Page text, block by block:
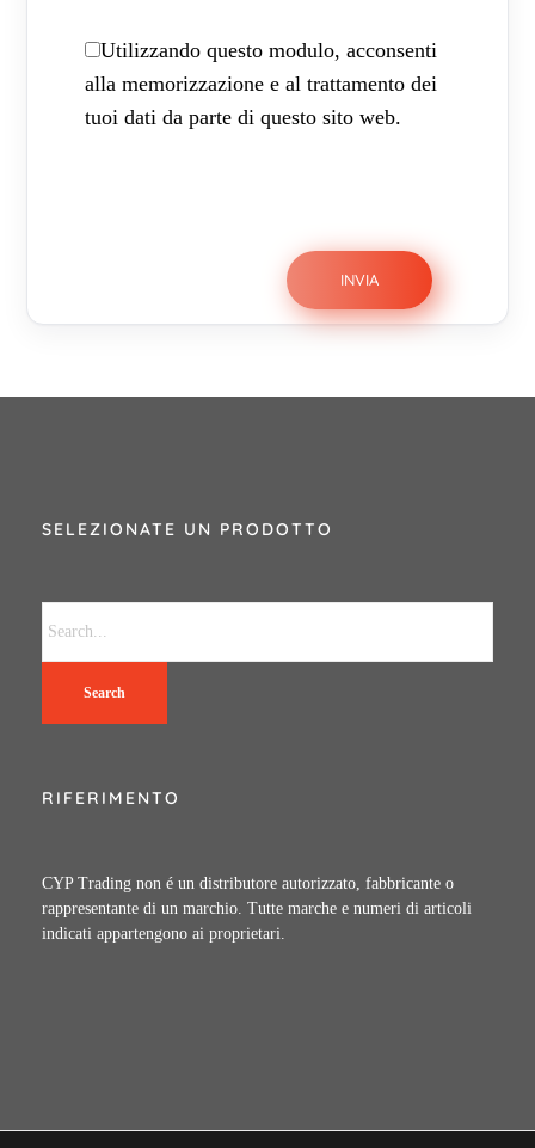
Utilizzando questo modulo, acconsenti
alla memorizzazione e al trattamento dei
tuoi dati da parte di questo sito web.
SELEZIONATE UN PRODOTTO
Search
RIFERIMENTO
CYP Trading non é un distributore autorizzato, fabbricante o
rappresentante di un marchio. Tutte marche e numeri di articoli
indicati appartengono ai proprietari.